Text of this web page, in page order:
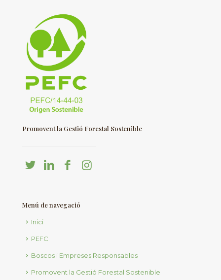
Promovent la Gestió Forestal Sostenible
Menú de navegació
Inici
PEFC
Boscos i Empreses Responsables
Promovent la Gestió Forestal Sostenible